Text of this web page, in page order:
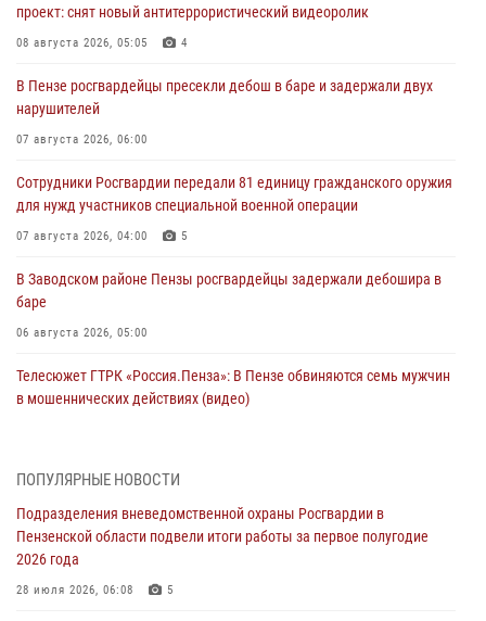
проект: снят новый антитеррористический видеоролик
08 августа 2026, 05:05 4
В Пензе росгвардейцы пресекли дебош в баре и задержали двух
нарушителей
07 августа 2026, 06:00
Сотрудники Росгвардии передали 81 единицу гражданского оружия
для нужд участников специальной военной операции
07 августа 2026, 04:00 5
В Заводском районе Пензы росгвардейцы задержали дебошира в
баре
06 августа 2026, 05:00
Телесюжет ГТРК «Россия.Пенза»: В Пензе обвиняются семь мужчин
в мошеннических действиях (видео)
В Заречном росгвардейцы почтили память легендарного генерала
05 августа 2026, 07:00
Сотрудники пензенского ОМОН «Страж» познакомили участников
сборов «Гвардеец» с вооружением и техникой Росгвардии
ПОПУЛЯРНЫЕ НОВОСТИ
Подразделения вневедомственной охраны Росгвардии в
Пензенской области подвели итоги работы за первое полугодие
2026 года
28 июля 2026, 06:08 5